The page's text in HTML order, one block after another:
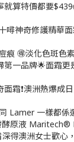
就算特價都要
神奇修護精華
痕 🉐淡化色斑色
一品牌🌟面霜
霜❗澳洲熱爆成日
一樣都係
原液
得澳洲女士歡心